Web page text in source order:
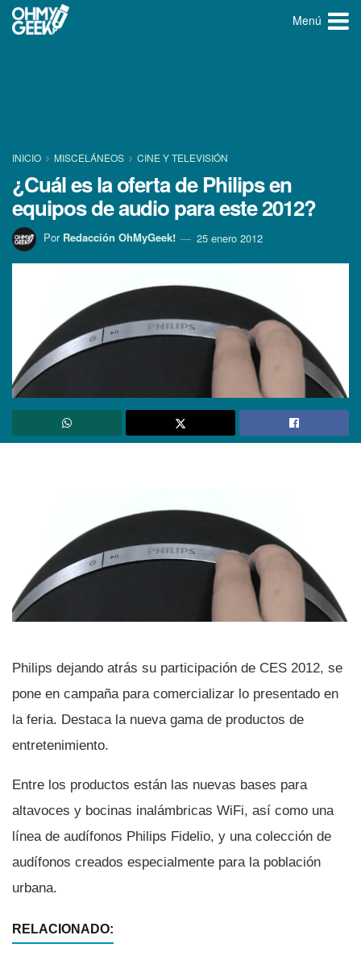
Menú
INICIO MISCELÁNEOS CINE Y TELEVISIÓN
¿Cuál es la oferta de Philips en
equipos de audio para este 2012?
Por Redacción OhMyGeek! 25 enero 2012
Philips dejando atrás su participación de CES 2012, se
pone en campaña para comercializar lo presentado en
la feria. Destaca la nueva gama de productos de
entretenimiento.
Entre los productos están las nuevas bases para
altavoces y bocinas inalámbricas WiFi, así­ como una
lí­nea de audí­fonos Philips Fidelio, y una colección de
audí­fonos creados especialmente para la población
urbana.
RELACIONADO: